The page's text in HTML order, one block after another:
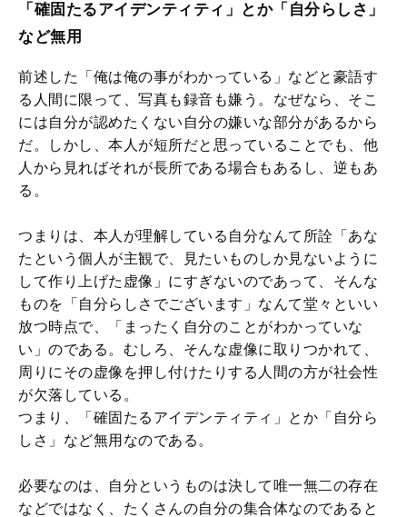
「確固たるアイデンティティ」とか「自分らしさ」
など無用
前述した「俺は俺の事がわかっている」などと豪語す
る人間に限って、写真も録音も嫌う。なぜなら、そこ
には自分が認めたくない自分の嫌いな部分があるから
だ。しかし、本人が短所だと思っていることでも、他
人から見ればそれが長所である場合もあるし、逆もあ
る。
つまりは、本人が理解している自分なんて所詮「あな
たという個人が主観で、見たいものしか見ないように
して作り上げた虚像」にすぎないのであって、そんな
ものを「自分らしさでございます」なんて堂々といい
放つ時点で、「まったく自分のことがわかっていな
い」のである。むしろ、そんな虚像に取りつかれて、
周りにその虚像を押し付けたりする人間の方が社会性
が欠落している。
つまり、「確固たるアイデンティティ」とか「自分ら
しさ」など無用なのである。
必要なのは、自分というものは決して唯一無二の存在
などではなく、たくさんの自分の集合体なのであると